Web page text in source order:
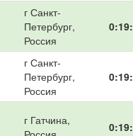
г Санкт-
Петербург,
Россия
г Санкт-
Петербург,
Россия
г Гатчина,